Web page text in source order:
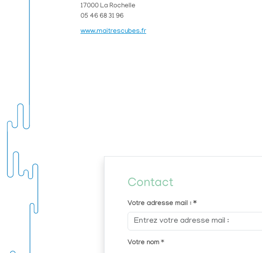
17000 La Rochelle
05 46 68 31 96
www.maitrescubes.fr
Contact
Votre adresse mail : *
Votre nom*